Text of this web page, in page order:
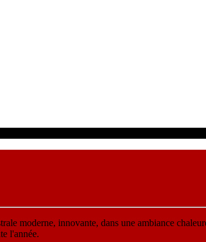
moderne, innovante, dans une ambiance
l'année.